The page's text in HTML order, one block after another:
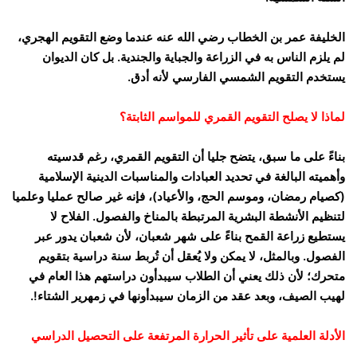
الخليفة عمر بن الخطاب رضي الله عنه عندما وضع التقويم الهجري،
لم يلزم الناس به في الزراعة والجباية والجندية. بل كان الديوان
يستخدم التقويم الشمسي الفارسي لأنه أدق.
لماذا لا يصلح التقويم القمري للمواسم الثابتة؟
بناءً على ما سبق، يتضح جليا أن التقويم القمري، رغم قدسيته
وأهميته البالغة في تحديد العبادات والمناسبات الدينية الإسلامية
(كصيام رمضان، وموسم الحج، والأعياد)، فإنه غير صالح عمليا وعلميا
لتنظيم الأنشطة البشرية المرتبطة بالمناخ والفصول. الفلاح لا
يستطيع زراعة القمح بناءً على شهر شعبان، لأن شعبان يدور عبر
الفصول. وبالمثل، لا يمكن ولا يُعقل أن تُربط سنة دراسية بتقويم
متحرك؛ لأن ذلك يعني أن الطلاب سيبدأون دراستهم هذا العام في
لهيب الصيف، وبعد عقد من الزمان سيبدأونها في زمهرير الشتاء!.
الأدلة العلمية على تأثير الحرارة المرتفعة على التحصيل الدراسي